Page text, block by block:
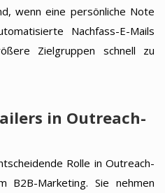
wenn eine persönliche Note
Nachfass-E-Mails
Zielgruppen schnell zu
in Outreach-
Rolle in Outreach-
B2B-Marketing. Sie nehmen